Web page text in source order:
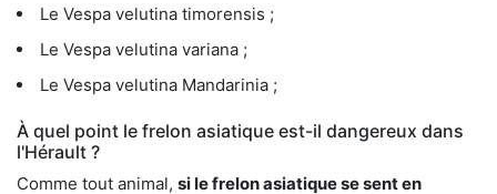
Le Vespa velutina timorensis ;
Le Vespa velutina variana ;
Le Vespa velutina Mandarinia ;
À quel point le frelon asiatique est-il dangereux dans
l'Hérault ?
Comme tout animal, si le frelon asiatique se sent en